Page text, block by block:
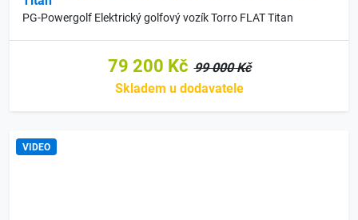
PG-Powergolf Elektrický golfový vozík Torro FLAT Titan
79 200 Kč 99 000 Kč
Skladem u dodavatele
VIDEO